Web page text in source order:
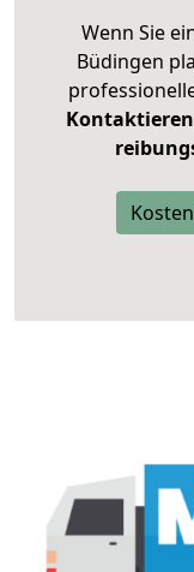
Wenn Sie
Büdingen